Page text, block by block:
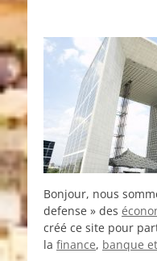
Bonjour, nous
defense » des
créé ce site pour
la finance, banque